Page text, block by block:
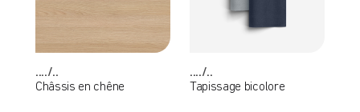
..../..
Châssis en chêne
..../..
Tapissage bicolore